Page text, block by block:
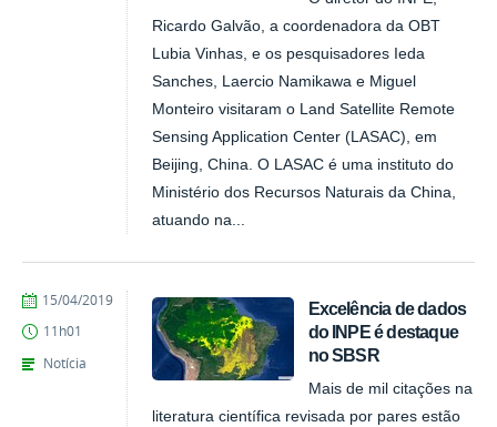
Ricardo Galvão, a coordenadora da OBT
Lubia Vinhas, e os pesquisadores Ieda
Sanches, Laercio Namikawa e Miguel
Monteiro visitaram o Land Satellite Remote
Sensing Application Center (LASAC), em
Beijing, China. O LASAC é uma instituto do
Ministério dos Recursos Naturais da China,
atuando na...
Excelência de dados
do INPE é destaque
no SBSR
Mais de mil citações na
literatura científica revisada por pares estão
publicado
15/04/2019
11h01
Notícia